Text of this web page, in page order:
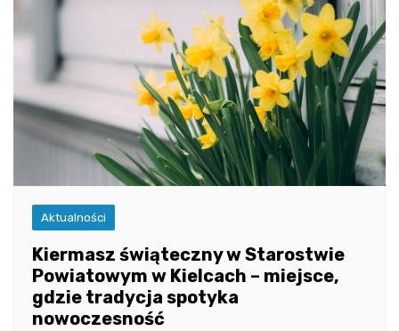
Aktualności
Kiermasz świąteczny w Starostwie
Powiatowym w Kielcach – miejsce,
gdzie tradycja spotyka
nowoczesność